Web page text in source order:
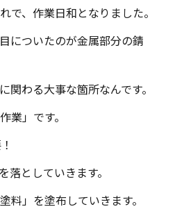
で、作業日和となりました。
についたのが金属部分の錆
関わる大事な箇所なんです。
業」です。
落としていきます。
料」を塗布していきます。